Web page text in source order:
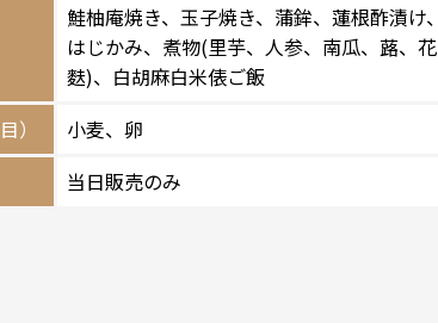
鮭柚庵焼き、玉子焼き、蒲鉾、蓮根酢漬け、
はじかみ、煮物(里芋、人参、南瓜、蕗、花
麩)、白胡麻白米俵ご飯
）
小麦、卵
当日販売のみ